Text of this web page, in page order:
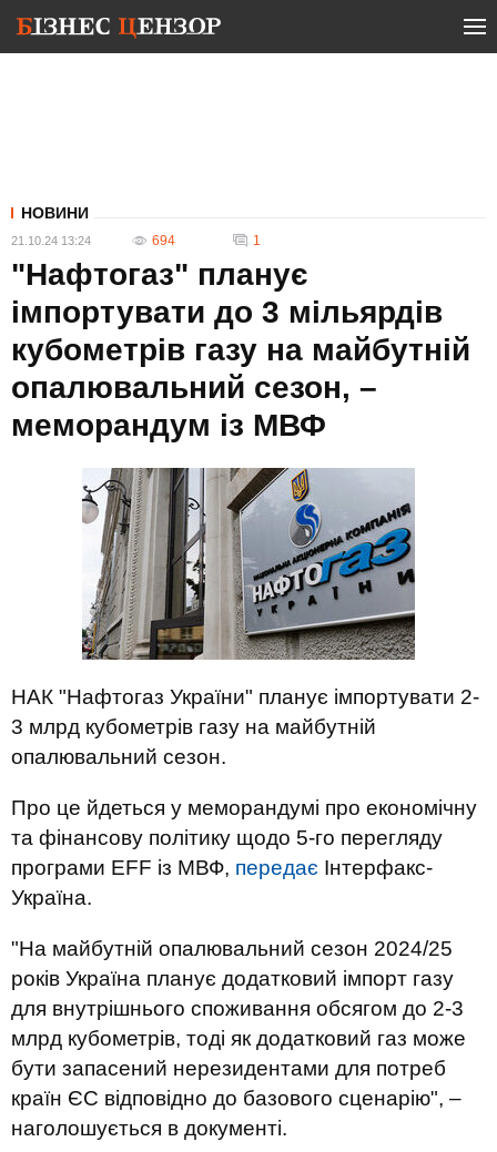
НОВИНИ
21.10.24 13:24 694 1
"Нафтогаз" планує
імпортувати до 3 мільярдів
кубометрів газу на майбутній
опалювальний сезон, –
меморандум із МВФ
НАК "Нафтогаз України" планує імпортувати 2-
3 млрд кубометрів газу на майбутній
опалювальний сезон.
Про це йдеться у меморандумі про економічну
та фінансову політику щодо 5-го перегляду
програми EFF із МВФ, передає Інтерфакс-
Україна.
"На майбутній опалювальний сезон 2024/25
років Україна планує додатковий імпорт газу
для внутрішнього споживання обсягом до 2-3
млрд кубометрів, тоді як додатковий газ може
бути запасений нерезидентами для потреб
країн ЄС відповідно до базового сценарію", –
наголошується в документі.